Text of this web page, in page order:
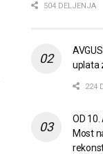
504 DELJENJA
uplata
224
OD 10.
Most